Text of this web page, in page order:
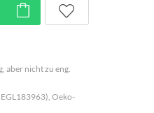
aber nicht zu eng.
Oeko-